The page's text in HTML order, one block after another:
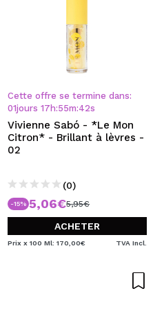
Cette offre se termine dans:
01jours 17 h:55m:41s
Vivienne Sabó - *Le Mon
Citron* - Brillant à lèvres -
02
(0)
-15% 5,06€5,95€
ACHETER
Prix x 100 Ml: 170,00€ TVA Incl.